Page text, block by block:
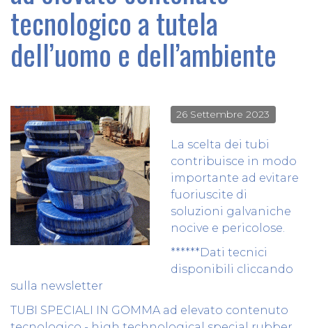
tecnologico a tutela
dell’uomo e dell’ambiente
26 Settembre 2023
La scelta dei tubi
contribuisce in modo
importante ad evitare
fuoriuscite di
soluzioni galvaniche
nocive e pericolose.
******Dati tecnici
disponibili cliccando
sulla newsletter
TUBI SPECIALI IN GOMMA ad elevato contenuto